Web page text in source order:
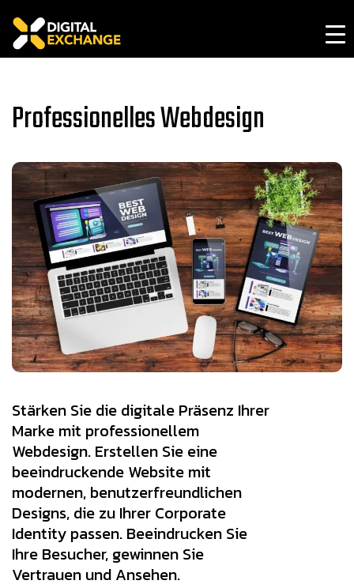
Professionelles Webdesign
Stärken Sie die digitale Präsenz Ihrer
Marke mit professionellem
Webdesign. Erstellen Sie eine
beeindruckende Website mit
modernen, benutzerfreundlichen
Designs, die zu Ihrer Corporate
Identity passen. Beeindrucken Sie
Ihre Besucher, gewinnen Sie
Vertrauen und Ansehen.